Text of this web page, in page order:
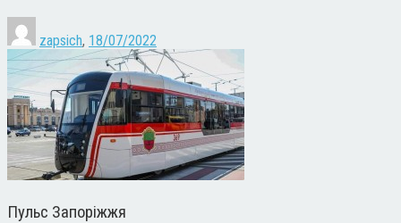
zapsich, 18/07/2022
Пульс Запоріжжя